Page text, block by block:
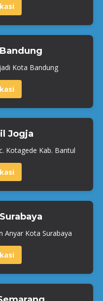
Kota Bandung
Jogja
Kotagede Kab. Bantul
Anyar Kota Surabaya